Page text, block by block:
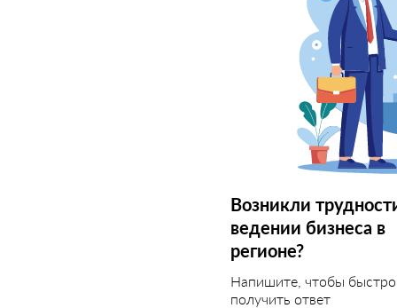
Возникли
ведении бизнеса в
регионе?
Напишите, чтобы быстро
получить ответ